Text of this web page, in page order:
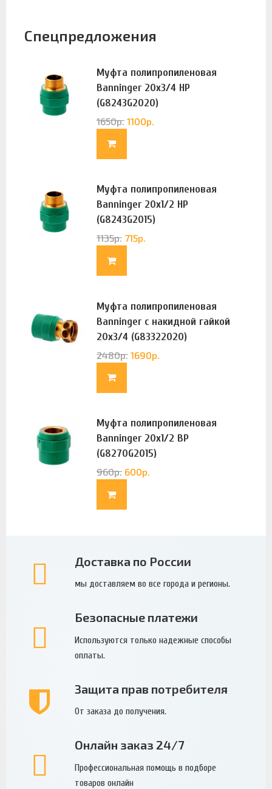
Спецпредложения
Муфта полипропиленовая
Banninger 20х3/4 НР
(G8243G2020)
1650р. 1100р.
Муфта полипропиленовая
Banninger 20х1/2 НР
(G8243G2015)
1135р. 715р.
Муфта полипропиленовая
Banninger с накидной гайкой
20х3/4 (G83322020)
2480р. 1690р.
Муфта полипропиленовая
Banninger 20х1/2 ВР
(G8270G2015)
960р. 600р.
Доставка по России
мы доставляем во все города и регионы.
Безопасные платежи
Используются только надежные способы
оплаты.
Защита прав потребителя
От заказа до получения.
Онлайн заказ 24/7
Профессиональная помощь в подборе
товаров онлайн